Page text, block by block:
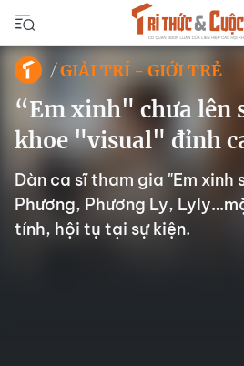
GIẢI TRÍ - GIỚI TRẺ
“Em xinh" chưa lên
khoe "visual" đỉnh
Dàn ca sĩ tham gia "Em xinh
Phương, Phương Ly,
tính, hội tụ tại sự kiện.